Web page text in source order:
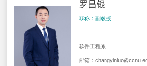
罗昌银
职称：副教授
软件工程系
邮箱：